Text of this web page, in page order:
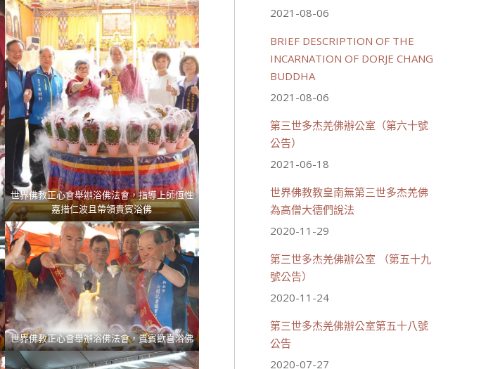
世界佛教正心會舉辦浴佛法會，指導上師恆性
嘉措仁波且帶領貴賓浴佛
世界佛教正心會舉辦浴佛法會，貴賓歡喜浴佛
2021-08-06
BRIEF DESCRIPTION OF THE
INCARNATION OF DORJE CHANG
BUDDHA
2021-08-06
第三世多杰羌佛辦公室（第六十號
公告）
2021-06-18
世界佛教教皇南無第三世多杰羌佛
為高僧大德們說法
2020-11-29
第三世多杰羌佛辦公室 （第五十九
號公告）
2020-11-24
第三世多杰羌佛辦公室第五十八號
公告
2020-07-27